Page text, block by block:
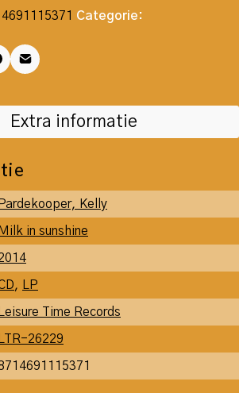
Categorie:
Extra informatie
Pardekooper, Kelly
Milk in sunshine
, LP
Leisure Time Records
LTR-26229